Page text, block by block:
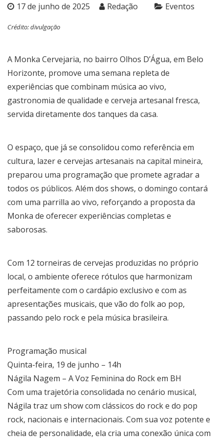
17 de junho de 2025 Redação Eventos
Crédito: divulgação
A Monka Cervejaria, no bairro Olhos D’Água, em Belo
Horizonte, promove uma semana repleta de
experiências que combinam música ao vivo,
gastronomia de qualidade e cerveja artesanal fresca,
servida diretamente dos tanques da casa.
O espaço, que já se consolidou como referência em
cultura, lazer e cervejas artesanais na capital mineira,
preparou uma programação que promete agradar a
todos os públicos. Além dos shows, o domingo contará
com uma parrilla ao vivo, reforçando a proposta da
Monka de oferecer experiências completas e
saborosas.
Com 12 torneiras de cervejas produzidas no próprio
local, o ambiente oferece rótulos que harmonizam
perfeitamente com o cardápio exclusivo e com as
apresentações musicais, que vão do folk ao pop,
passando pelo rock e pela música brasileira.
Programação musical
Quinta-feira, 19 de junho – 14h
Nágila Nagem – A Voz Feminina do Rock em BH
Com uma trajetória consolidada no cenário musical,
Nágila traz um show com clássicos do rock e do pop
rock, nacionais e internacionais. Com sua voz potente e
cheia de personalidade, ela cria uma conexão única com